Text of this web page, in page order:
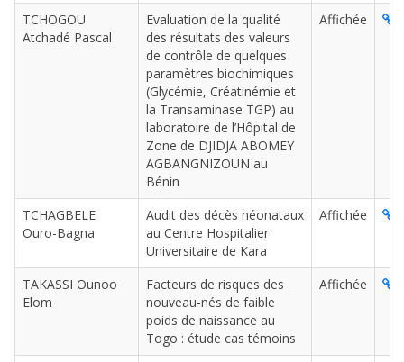
TCHOGOU
Atchadé Pascal
Evaluation de la qualité
des résultats des valeurs
de contrôle de quelques
paramètres biochimiques
(Glycémie, Créatinémie et
la Transaminase TGP) au
laboratoire de l’Hôpital de
Zone de DJIDJA ABOMEY
AGBANGNIZOUN au
Bénin
Affichée
TCHAGBELE
Ouro-Bagna
Audit des décès néonataux
au Centre Hospitalier
Universitaire de Kara
Affichée
TAKASSI Ounoo
Elom
Facteurs de risques des
nouveau-nés de faible
poids de naissance au
Togo : étude cas témoins
Affichée